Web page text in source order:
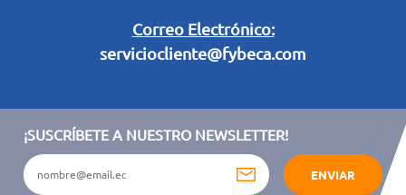
Correo Electrónico:
serviciocliente@fybeca.com
¡SUSCRÍBETE A NUESTRO NEWSLETTER!
ENVIAR